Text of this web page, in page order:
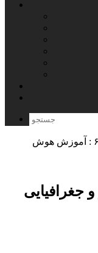
گام ۶ : آموزش هوش